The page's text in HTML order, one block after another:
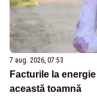
7 aug. 2026, 07:53
Facturile la
această toamnă